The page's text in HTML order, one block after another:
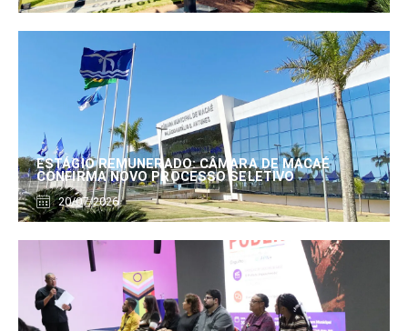
ESTÁGIO REMUNERADO: CÂMARA DE MACAÉ
CONFIRMA NOVO PROCESSO SELETIVO
20/07/2026